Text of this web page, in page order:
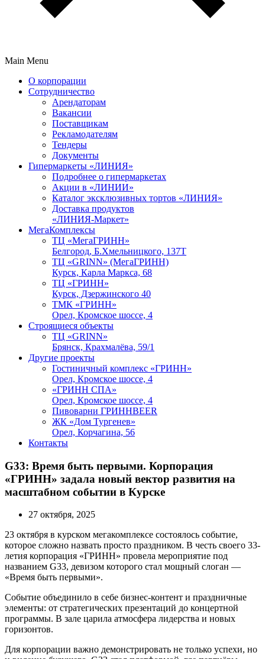
Main Menu
О корпорации
Сотрудничество
Арендаторам
Вакансии
Поставщикам
Рекламодателям
Тендеры
Документы
Гипермаркеты «ЛИНИЯ»
Подробнее о гипермаркетах
Акции в «ЛИНИИ»
Каталог эксклюзивных тортов «ЛИНИЯ»
Доставка продуктов
«ЛИНИЯ-Маркет»
МегаКомплексы
ТЦ «МегаГРИНН»
Белгород, Б.Хмельницкого, 137Т
ТЦ «GRINN» (МегаГРИНН)
Курск, Карла Маркса, 68
ТЦ «ГРИНН»
Курск, Дзержинского 40
ТМК «ГРИНН»
Орел, Кромское шоссе, 4
Строящиеся объекты
ТЦ «GRINN»
Брянск, Крахмалёва, 59/1
Другие проекты
Гостиничный комплекс «ГРИНН»
Орел, Кромское шоссе, 4
«ГРИНН СПА»
Орел, Кромское шоссе, 4
Пивоварни ГРИННBEER
ЖК «Дом Тургенев»
Орел, Корчагина, 56
Контакты
G33: Время быть первыми. Корпорация
«ГРИНН» задала новый вектор развития на
масштабном событии в Курске
27 октября, 2025
23 октября в курском мегакомплексе состоялось событие,
которое сложно назвать просто праздником. В честь своего 33-
летия корпорация «ГРИНН» провела мероприятие под
названием G33, девизом которого стал мощный слоган —
«Время быть первыми».
Событие объединило в себе бизнес-контент и праздничные
элементы: от стратегических презентаций до концертной
программы. В зале царила атмосфера лидерства и новых
горизонтов.
Для корпорации важно демонстрировать не только успехи, но